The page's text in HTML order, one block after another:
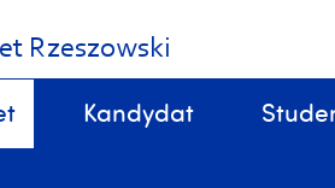
Rzeszowski
belka
Kandydat